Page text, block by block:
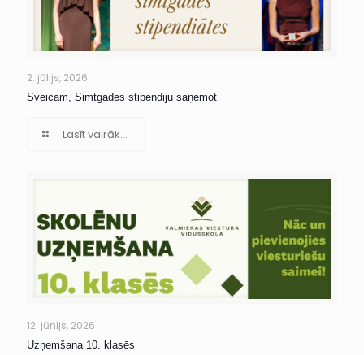
2. jūlijs, 2026
Sveicam, Simtgades stipendiju saņemot
Lasīt vairāk...
12. jūnijs, 2026
Uzņemšana 10. klasēs